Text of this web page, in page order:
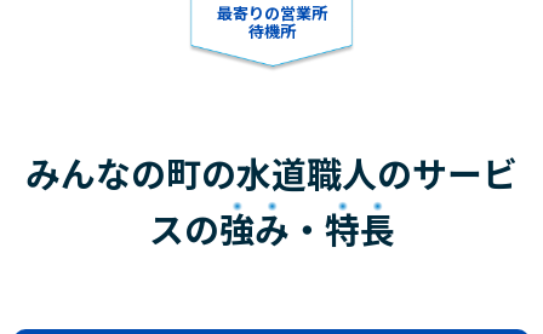
最寄りの営業所
待機所
みんなの町の水道職人のサービ
スの強み ・ 特長